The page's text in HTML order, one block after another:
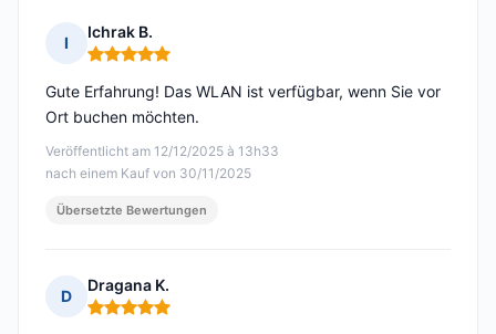
I
Ichrak B.
Hinweis: 5 von 5
Veröffentlicht am 12/12/2025 à 13h33
nach einem Kauf von 30/11/2025
Gute Erfahrung! Das WLAN ist verfügbar, wenn Sie vor
Ort buchen möchten.
Übersetzte Bewertungen
D
Dragana K.
Hinweis: 5 von 5